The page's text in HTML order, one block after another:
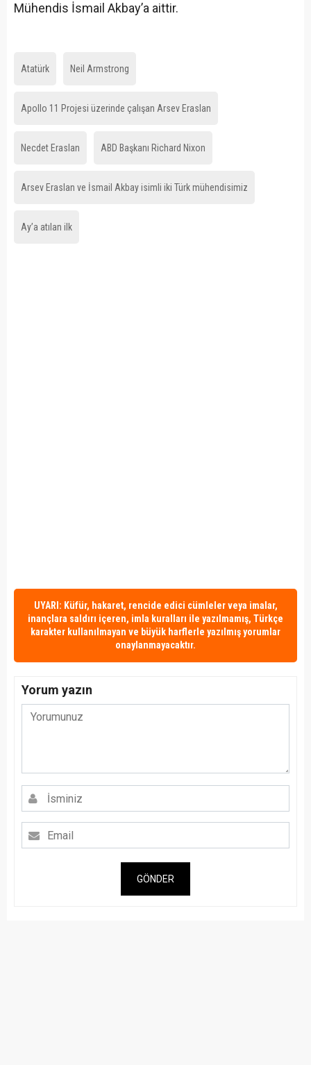
Mühendis İsmail Akbay’a aittir.
Atatürk Neil Armstrong
Apollo 11 Projesi üzerinde çalışan Arsev Eraslan
Necdet Eraslan ABD Başkanı Richard Nixon
Arsev Eraslan ve İsmail Akbay isimli iki Türk mühendisimiz
Ay’a atılan ilk
UYARI: Küfür, hakaret, rencide edici cümleler veya imalar,
inançlara saldırı içeren, imla kuralları ile yazılmamış, Türkçe
karakter kullanılmayan ve büyük harflerle yazılmış yorumlar
onaylanmayacaktır.
Yorum yazın
GÖNDER